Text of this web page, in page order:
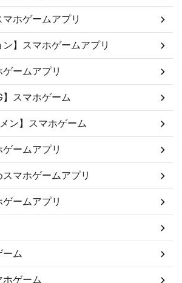
マホゲームアプリ
ン】スマホゲームアプリ
ゲームアプリ
】スマホゲーム
ン】スマホゲーム
ゲームアプリ
スマホゲームアプリ
ゲームアプリ
ーム
ホゲーム